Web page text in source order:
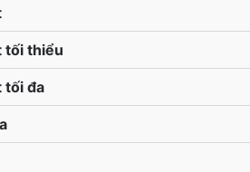
tối thiểu
tối đa